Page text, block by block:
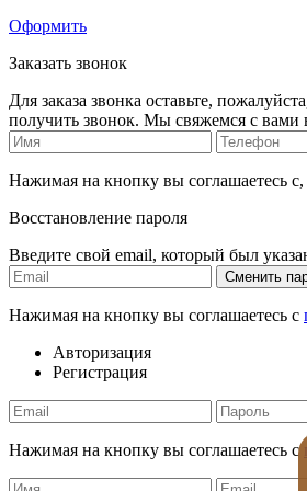
Оформить
Заказать звонок
Для заказа звонка оставьте,
получить звонок. Мы свяжемся с вами
Нажимая на кнопку вы соглашаетесь с,
Восстановление пароля
Введите свой email, который был
Сменить
Нажимая на кнопку вы соглашаетесь с
Авторизация
Регистрация
Нажимая на кнопку вы соглашаетесь с